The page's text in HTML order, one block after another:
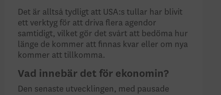
Det är alltså tydligt att USA:s tullar har blivit
ett verktyg för att driva flera agendor
samtidigt, vilket gör det svårt att bedöma hur
länge de kommer att finnas kvar eller om nya
kommer att tillkomma.
Vad innebär det för ekonomin?
Den senaste utvecklingen, med pausade